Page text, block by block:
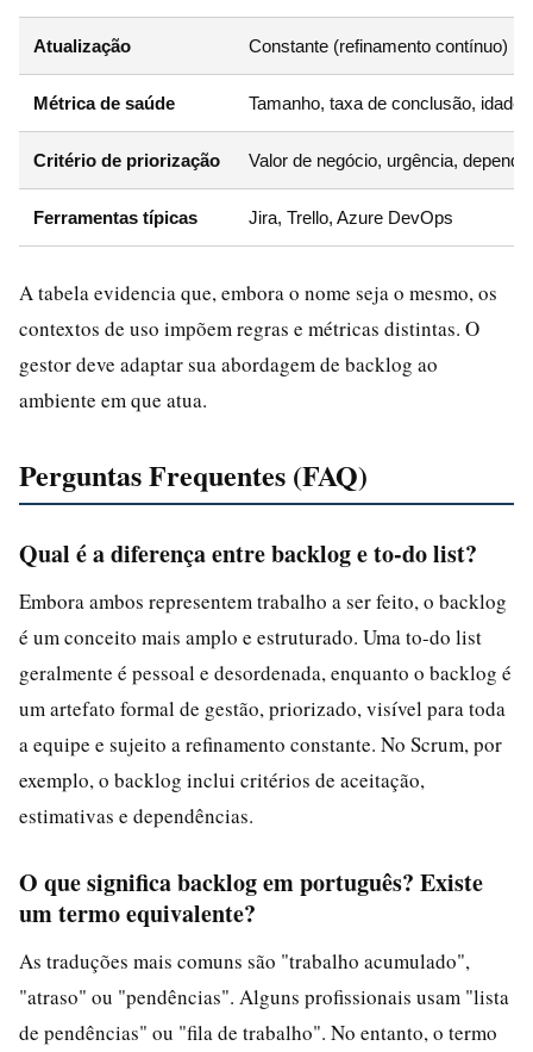
Atualização Constante (refinamento contínuo)
Métrica de saúde Tamanho, taxa de conclusão, idade
Critério de priorização Valor de negócio, urgência,
Ferramentas típicas Jira, Trello, Azure DevOps
A tabela evidencia que, embora o nome seja o mesmo, os
contextos de uso impõem regras e métricas distintas. O
gestor deve adaptar sua abordagem de backlog ao
ambiente em que atua.
Perguntas Frequentes (FAQ)
Qual é a diferença entre backlog e to-do list?
Embora ambos representem trabalho a ser feito, o backlog
é um conceito mais amplo e estruturado. Uma to-do list
geralmente é pessoal e desordenada, enquanto o backlog é
um artefato formal de gestão, priorizado, visível para toda
a equipe e sujeito a refinamento constante. No Scrum, por
exemplo, o backlog inclui critérios de aceitação,
estimativas e dependências.
O que significa backlog em português? Existe
um termo equivalente?
As traduções mais comuns são "trabalho acumulado",
"atraso" ou "pendências". Alguns profissionais usam "lista
de pendências" ou "fila de trabalho". No entanto, o termo